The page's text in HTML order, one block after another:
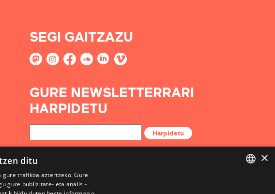
SEGI GAITZAZU
GURE NEWSLETTERRARI
HARPIDETU
Harpidetu
×
ditu
trafikoa aztertzeko. Gure
gure publizitate- eta analisi-